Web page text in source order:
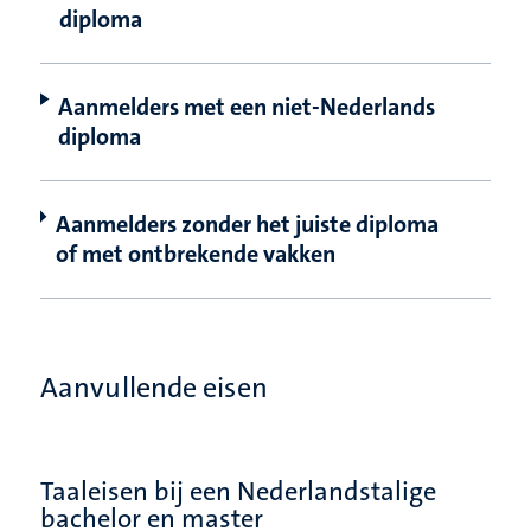
diploma
Aanmelders met een niet-Nederlands
diploma
Aanmelders zonder het juiste diploma
of met ontbrekende vakken
Aanvullende eisen
Taaleisen bij een Nederlandstalige
bachelor en master